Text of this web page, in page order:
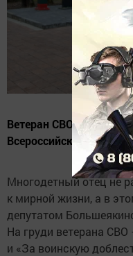
Ветеран СВО Айрат
Всероссийской
Многодетный отец не
к мирной жизни, а в
депутатом
На груди ветерана
и «За воинскую